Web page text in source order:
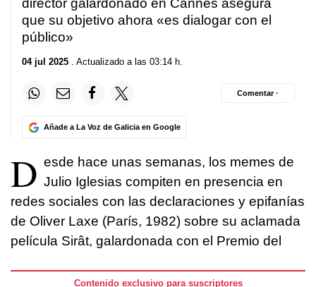
que su objetivo ahora «es dialogar con el
público»
04 jul 2025 . Actualizado a las 03:14 h.
Añade a La Voz de Galicia en Google
Comentar ·
D esde hace unas semanas, los memes de
Julio Iglesias compiten en presencia en
redes sociales con las declaraciones y epifanías
de Oliver Laxe (París, 1982) sobre su aclamada
película Sirât, galardonada con el Premio del
Contenido exclusivo para suscriptores